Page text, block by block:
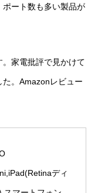
ート数も多い製品が
家電批評で見かけて
た。Amazonレビュー
ディ